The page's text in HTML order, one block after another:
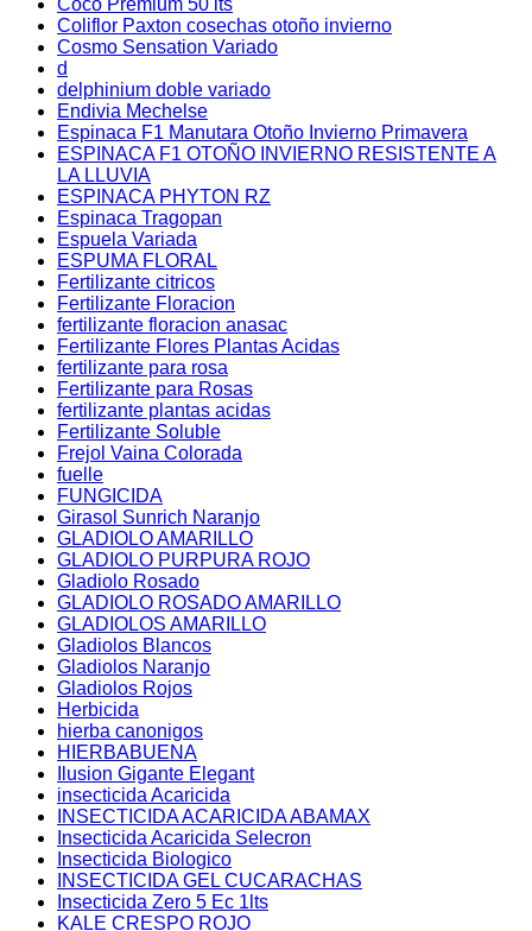
Coliflor Paxton cosechas otoño invierno
Cosmo Sensation Variado
d
delphinium doble variado
Endivia Mechelse
Espinaca F1 Manutara Otoño Invierno Primavera
ESPINACA F1 OTOÑO INVIERNO RESISTENTE A
LA LLUVIA
ESPINACA PHYTON RZ
Espinaca Tragopan
Espuela Variada
ESPUMA FLORAL
Fertilizante citricos
Fertilizante Floracion
fertilizante floracion anasac
Fertilizante Flores Plantas Acidas
fertilizante para rosa
Fertilizante para Rosas
fertilizante plantas acidas
Fertilizante Soluble
Frejol Vaina Colorada
fuelle
FUNGICIDA
Girasol Sunrich Naranjo
GLADIOLO AMARILLO
GLADIOLO PURPURA ROJO
Gladiolo Rosado
GLADIOLO ROSADO AMARILLO
GLADIOLOS AMARILLO
Gladiolos Blancos
Gladiolos Naranjo
Gladiolos Rojos
Herbicida
hierba canonigos
HIERBABUENA
Ilusion Gigante Elegant
insecticida Acaricida
INSECTICIDA ACARICIDA ABAMAX
Insecticida Acaricida Selecron
Insecticida Biologico
INSECTICIDA GEL CUCARACHAS
Insecticida Zero 5 Ec 1lts
KALE CRESPO ROJO